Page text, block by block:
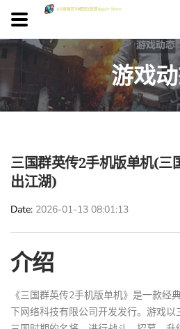
游戏
三国群英传2手机版单机(三
出江湖)
Date 2026-01-13 08:01:13
介绍
《三国群英传2手机版单机》是一款经
下网络科技有限公司开发发行。游戏